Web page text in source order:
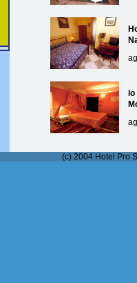
(c) 2004 Hotel Pro